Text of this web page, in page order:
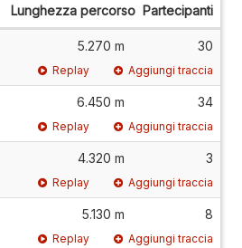
Lunghezza percorso Partecipanti
5.270 m 30
Replay Aggiungi traccia
6.450 m 34
Replay Aggiungi traccia
4.320 m 3
Replay Aggiungi traccia
5.130 m 8
Replay Aggiungi traccia